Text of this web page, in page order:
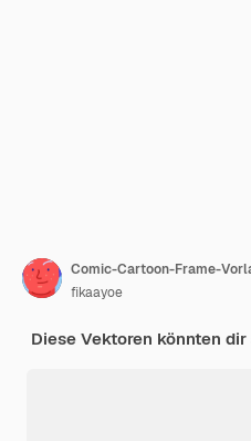
Comic-Cartoon-Frame-
fikaayoe
Diese Vektoren könnten